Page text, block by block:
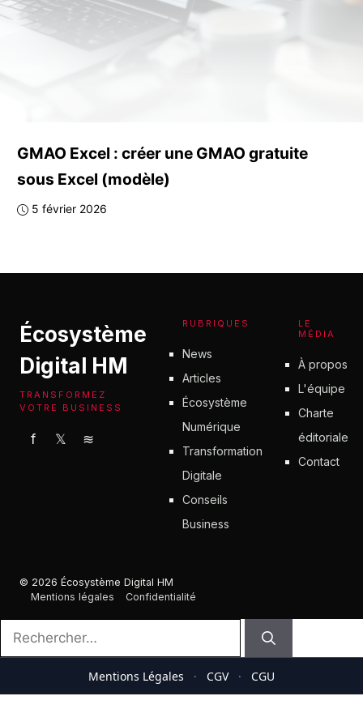
GMAO Excel : créer une GMAO gratuite
sous Excel (modèle)
5 février 2026
Écosystème
Digital HM
TRANSFORMEZ
VOTRE BUSINESS
f 𝕏 ≋
RUBRIQUES
News
Articles
Écosystème
Numérique
Transformation
Digitale
Conseils
Business
LE
MÉDIA
À propos
L'équipe
Charte
éditoriale
Contact
© 2026 Écosystème Digital HM
Mentions légales
Confidentialité
Rechercher :
Mentions Légales · CGV · CGU